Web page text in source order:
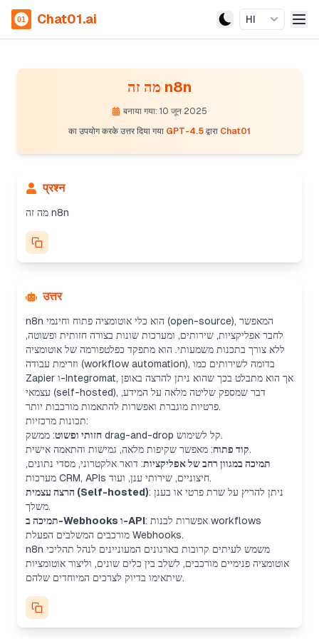
Chat01.ai HI
מה זה n8n
बनाया गया: 10 जून 2025
का उपयोग करके उत्तर दिया गया GPT-4.5 द्वारा Chat01
प्रश्न
מה זה n8n
उत्तर
n8n הוא כלי אוטומציה פתוח וחינמי (open-source), המאפשר
לחבר אפליקציות, שירותים, ומערכות שונות בצורה חזותית ופשוטה,
ללא צורך בתכנות משמעותי. הוא מתפקד כפלטפורמה של אוטומציה
וזרימת עבודה (workflow automation), בדומה לשירותים כמו
Zapier ו-Integromat, אך הוא מתבלט בכך שהוא ניתן להרצה באופן
עצמאי (self-hosted), דבר שמספק שליטה מלאה על המידע,
פרטיות מוגברת ואפשרות להתאמות מורכבות יותר.
תכונות מרכזיות:
חזותי ופשוט
: ממשק drag-and-drop קל לשימוש.
קוד פתוח: מאפשר שקיפות מלאה, גמישות והתאמה אישית.
תמיכה במגוון רחב של אפליקציות: דואר אלקטרוני, מסדי נתונים,
מערכות CRM, APIs חיצוניים, שירותי ענן, ועוד.
הרצה עצמית (Self-hosted): ניתן להריץ על שרת פרטי או בענן
משלך.
תמיכה ב-Webhooks ו-API: אפשרות לבנות workflows
מורכבים המשלבים הפעלת Webhooks.
n8n משמש לעיתים קרובות בארגונים המעוניינים לנהל תהליכי
אוטומציה פנימיים מורכבים, לשלב בין כלים שונים, וליצור אוטומציות
שיתאימו בדיוק לצרכים המיוחדים שלהם.